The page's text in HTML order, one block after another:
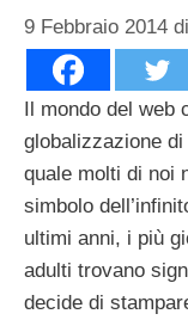
9 Febbraio 2014 di
Il mondo del web
globalizzazione
quale molti di noi
simbolo
ultimi anni, i più
adulti trovano
decide di